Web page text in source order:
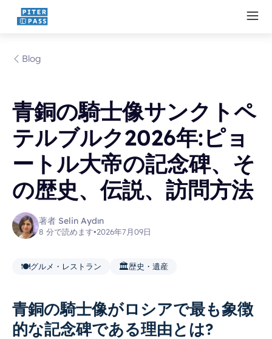
Blog
青銅の騎士像サンクトペ
テルブルク2026年:ピョ
ートル大帝の記念碑、そ
の歴史、伝説、訪問方法
著者 Selin Aydın
8 分で読めます•2026年7月09日
🍽️グルメ・レストラン 🏛️歴史・遺産
青銅の騎士像がロシアで最も象徴
的な記念碑である理由とは?